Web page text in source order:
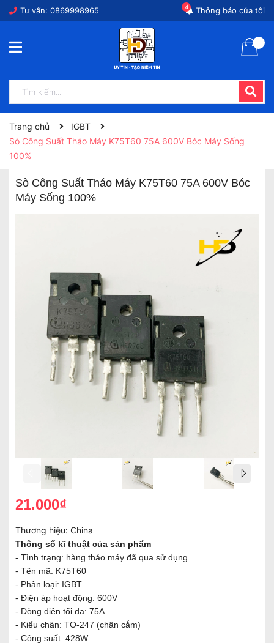
Tư vấn: 0869998965 Thông báo của tôi
4
Trang chủ
IGBT
Sò Công Suất Tháo Máy K75T60 75A 600V Bóc Máy Sống
100%
Sò Công Suất Tháo Máy K75T60 75A 600V Bóc
Máy Sống 100%
21.000₫
Thương hiệu: China
Thông số kĩ thuật của sản phẩm
- Tình trạng: hàng tháo máy đã qua sử dụng
- Tên mã: K75T60
- Phân loại: IGBT
- Điện áp hoạt động: 600V
- Dòng điện tối đa: 75A
- Kiểu chân: TO-247 (chân cắm)
- Công suất: 428W